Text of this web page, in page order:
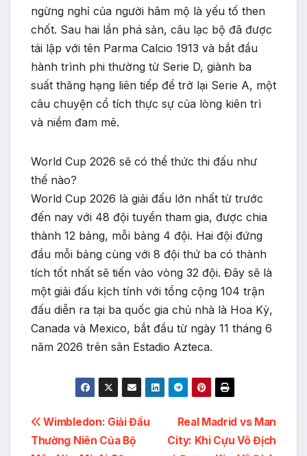
ngừng nghỉ của người hâm mộ là yếu tố then
chốt. Sau hai lần phá sản, câu lạc bộ đã được
tái lập với tên Parma Calcio 1913 và bắt đầu
hành trình phi thường từ Serie D, giành ba
suất thăng hạng liên tiếp để trở lại Serie A, một
câu chuyện cổ tích thực sự của lòng kiên trì
và niềm đam mê.
World Cup 2026 sẽ có thể thức thi đấu như
thế nào?
World Cup 2026 là giải đấu lớn nhất từ trước
đến nay với 48 đội tuyển tham gia, được chia
thành 12 bảng, mỗi bảng 4 đội. Hai đội đứng
đầu mỗi bảng cùng với 8 đội thứ ba có thành
tích tốt nhất sẽ tiến vào vòng 32 đội. Đây sẽ là
một giải đấu kịch tính với tổng cộng 104 trận
đấu diễn ra tại ba quốc gia chủ nhà là Hoa Kỳ,
Canada và Mexico, bắt đầu từ ngày 11 tháng 6
năm 2026 trên sân Estadio Azteca.
Điều
Real Madrid vs Man
City: Khi Cựu Vô Địch
Wimbledon: Giải Đấu
Thường Niên Của Bộ